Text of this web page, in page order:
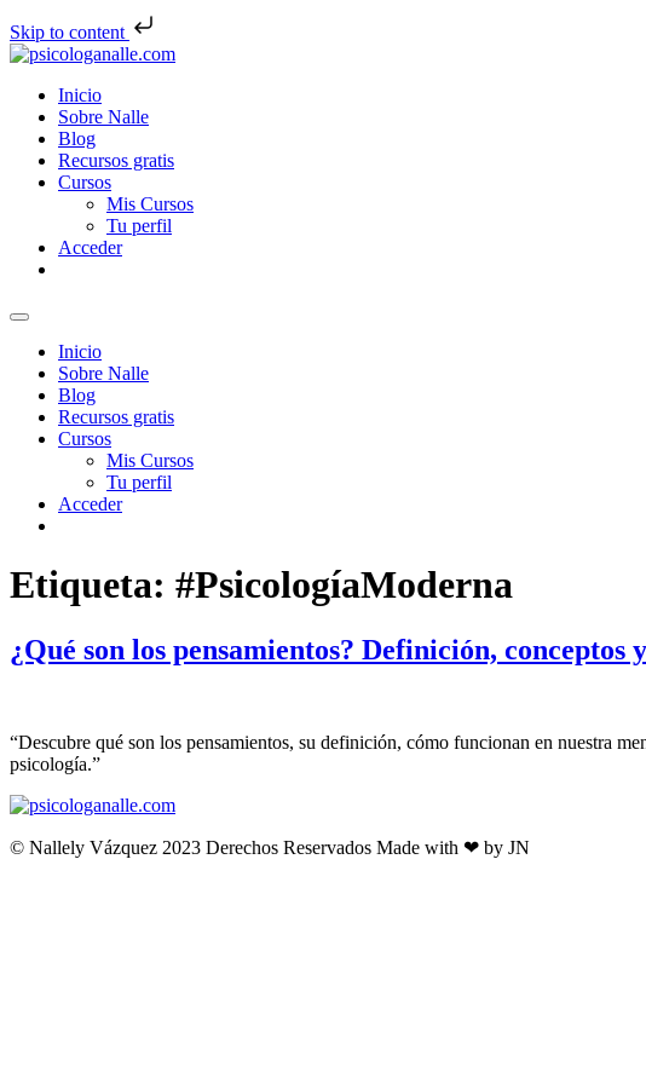
Skip to content
Inicio
Sobre Nalle
Blog
Recursos gratis
Cursos
Mis Cursos
Tu perfil
Acceder
Inicio
Sobre Nalle
Blog
Recursos gratis
Cursos
Mis Cursos
Tu perfil
Acceder
Etiqueta: #PsicologíaModerna
¿Qué son los pensamientos? Definición,
“Descubre qué son los pensamientos, su definición, cómo funcionan en nuestra
psicología.”
© Nallely Vázquez 2023 Derechos Reservados Made with ❤ by JN